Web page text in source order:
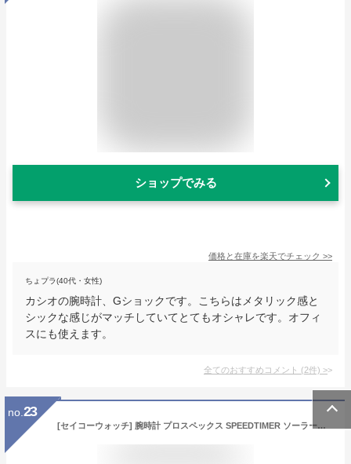
ショップでみる
価格と在庫を楽天でチェック >>
ちょプラ(40代・女性)
カシオの腕時計、Gショックです。こちらはメタリック感と
シックな感じがマッチしていてとてもオシャレです。オフィ
スにも使えます。
全てのおすすめコメント (2件) >
no. 23
[セイコーウォッチ] 腕時計 プロスペックス SPEEDTIMER ソーラークロノグラフ SBDL085 メンズ シルバー